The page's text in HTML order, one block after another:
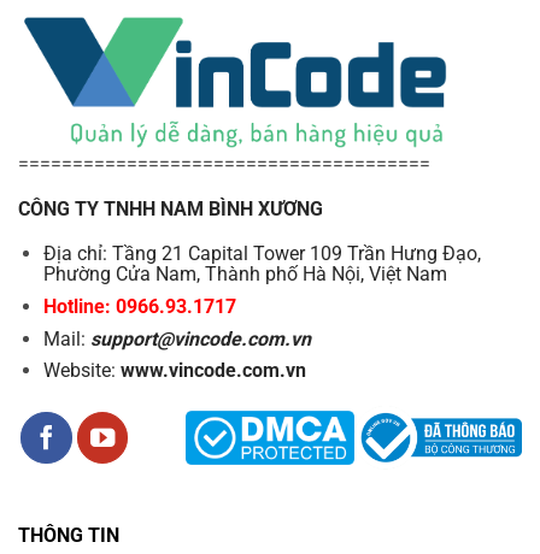
ngay hôm nay!
======================================
CÔNG TY TNHH NAM BÌNH XƯƠNG
Địa chỉ: Tầng 21 Capital Tower 109 Trần Hưng Đạo,
Phường Cửa Nam, Thành phố Hà Nội, Việt Nam
Hotline: 0966.93.1717
Mail: support@vincode.com.vn
Website: www.vincode.com.vn
THÔNG TIN